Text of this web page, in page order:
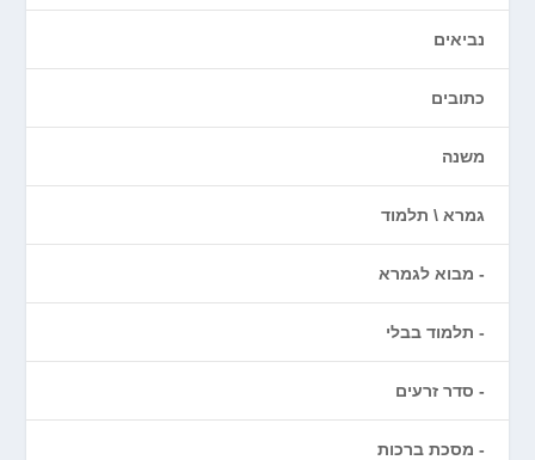
נביאים
כתובים
משנה
גמרא \ תלמוד
מבוא לגמרא
תלמוד בבלי
סדר זרעים
מסכת ברכות